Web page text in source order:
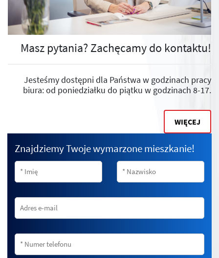
Masz pytania? Zachęcamy do kontaktu!
Jesteśmy dostępni dla Państwa w godzinach pracy
biura: od poniedziałku do piątku w godzinach 8-17.
WIĘCEJ
Znajdziemy Twoje wymarzone mieszkanie!